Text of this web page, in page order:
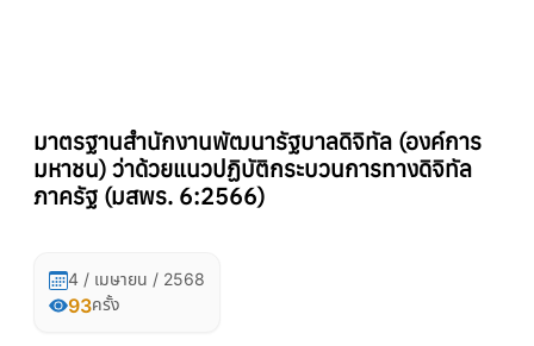
มาตรฐานสำนักงานพัฒนารัฐบาลดิจิทัล (องค์การ
มหาชน) ว่าด้วยแนวปฏิบัติกระบวนการทางดิจิทัล
ภาครัฐ (มสพร. 6:2566)
4 / เมษายน / 2568
93ครั้ง